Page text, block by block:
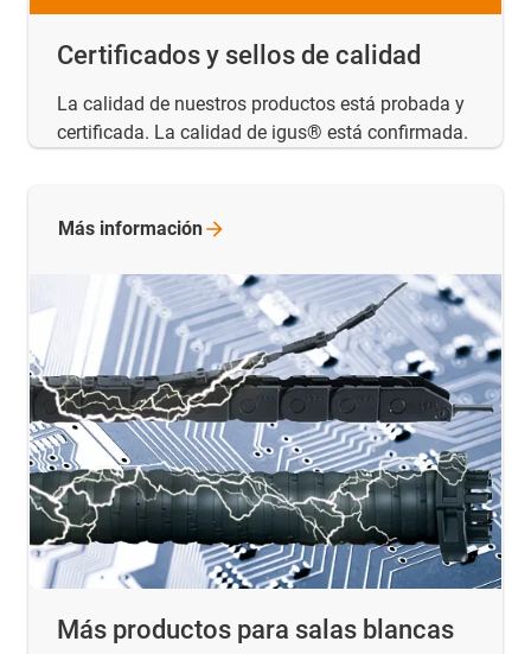
Certificados y sellos de calidad
La calidad de nuestros productos está probada y
certificada. La calidad de igus® está confirmada.
Más productos para salas blancas
Más información